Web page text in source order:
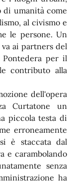
di umanità come
al civismo e
le persone. Un
ai partners del
per il
contributo alla
dell'opera
Curtatone un
piccola testa di
erroneamente
è staccata dal
e carambolando
senza
ha